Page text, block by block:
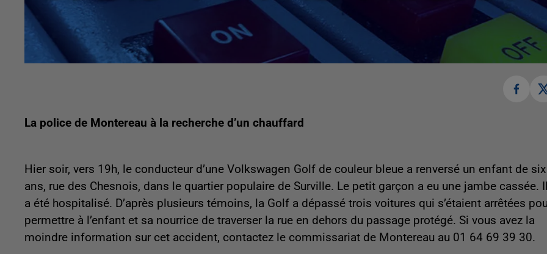
La police de Montereau à la recherche d’un chauffard
Hier soir, vers 19h, le conducteur d’une Volkswagen Golf de couleur bleue a renversé un enfant de six
ans, rue des Chesnois, dans le quartier populaire de Surville. Le petit garçon a eu une jambe cassée.
a été hospitalisé. D’après plusieurs témoins, la Golf a dépassé trois voitures qui s’étaient arrêtées
permettre à l’enfant et sa nourrice de traverser la rue en dehors du passage protégé. Si vous avez la
moindre information sur cet accident, contactez le commissariat de Montereau au 01 64 69 39 30.